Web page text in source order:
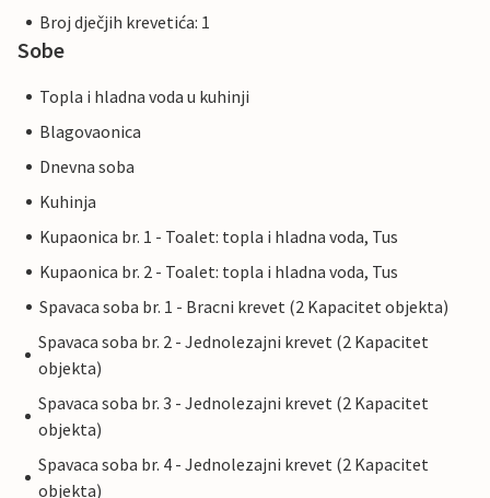
Broj dječjih krevetića: 1
Sobe
Topla i hladna voda u kuhinji
Blagovaonica
Dnevna soba
Kuhinja
Kupaonica br. 1 - Toalet: topla i hladna voda, Tus
Kupaonica br. 2 - Toalet: topla i hladna voda, Tus
Spavaca soba br. 1 - Bracni krevet (2 Kapacitet objekta)
Spavaca soba br. 2 - Jednolezajni krevet (2 Kapacitet
objekta)
Spavaca soba br. 3 - Jednolezajni krevet (2 Kapacitet
objekta)
Spavaca soba br. 4 - Jednolezajni krevet (2 Kapacitet
objekta)